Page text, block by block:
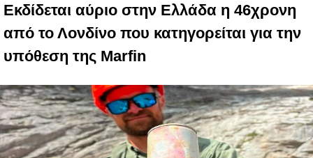
Εκδίδεται αύριο στην Ελλάδα η 46χρονη
από το Λονδίνο που κατηγορείται για την
υπόθεση της Marfin